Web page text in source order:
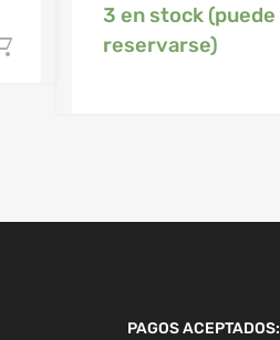
Añadir al carrito
3 en stock (puede
reservarse)
PAGOS ACEPTADOS: